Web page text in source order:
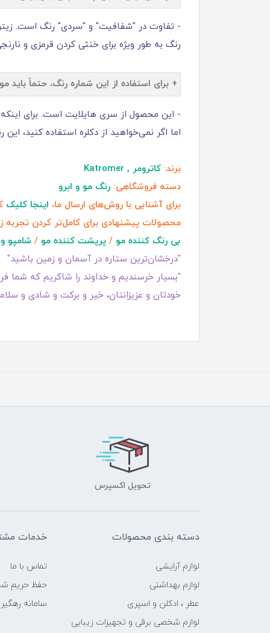
رنگ به طور ویژه برای خنثی کردن قرمزی و
+ برای استفاده از این شماره رنگ، حتماً باید
اما اگر نمی‌خواهید از دکلره استفاده
برند: کاترومر , Katromer
دسته فروشگاهی: رنگ مو و ابرو
برای آشنایی با روش‌های ارسال ما، اینجا کلیک
محصولات پیشنهادی برای کامل‌تر کردن تجربه
بی رنگ کننده مو / پرپشت کننده مو / شامپو
"درخشان‌ترین ستاره در آسمان و زمین باشید"
"بسیار خرسندیم و خداوند را شاکریم که شما
خودتان و عزیزانتان، خیر و برکت و شادی و
تحویل اکسپرس
دسته بندی محصولات
لوازم آرایشی
لوازم بهداشتی
عطر ، ادکلن و اسپری
لوازم شخصی برقی و تجهیزات زیبایی
خدمات
تماس با ما
حفظ حریم
سامانه